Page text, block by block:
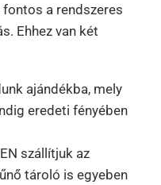
a rendszeres
Ehhez van két
ajándékba, mely
eredeti fényében
szállítjuk az
tároló is egyeben